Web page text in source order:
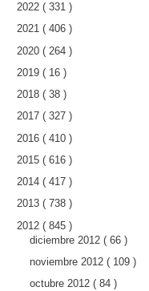
2022 ( 331 )
2021 ( 406 )
2020 ( 264 )
2019 ( 16 )
2018 ( 38 )
2017 ( 327 )
2016 ( 410 )
2015 ( 616 )
2014 ( 417 )
2013 ( 738 )
2012 ( 845 )
diciembre 2012 ( 66 )
noviembre 2012 ( 109 )
octubre 2012 ( 84 )